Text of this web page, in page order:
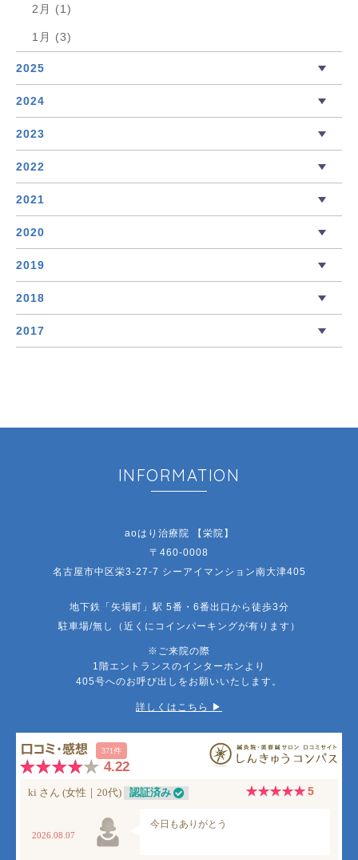
2月 (1)
1月 (3)
2025
2024
2023
2022
2021
2020
2019
2018
2017
INFORMATION
aoはり治療院 【栄院】
〒460-0008
名古屋市中区栄3-27-7 シーアイマンション南大津405
地下鉄「矢場町」駅 5番・6番出口から徒歩3分
駐車場/無し（近くにコインパーキングが有ります）
※ご来院の際
1階エントランスのインターホンより
405号へのお呼び出しをお願いいたします。
詳しくはこちら ▶︎